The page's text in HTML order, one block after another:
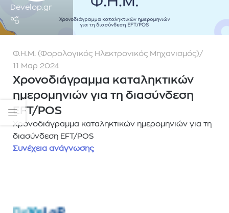
Develop.gr
Φ.Η.Μ. (Φορολογικός Ηλεκτρονικός Μηχανισμός)
11 Μαρ 2024
Χρονοδιάγραμμα καταληκτικών
ημερομηνιών για τη διασύνδεση
EFT/POS
Χρονοδιάγραμμα καταληκτικών ημερομηνιών για τη
διασύνδεση EFT/POS
Συνέχεια ανάγνωσης